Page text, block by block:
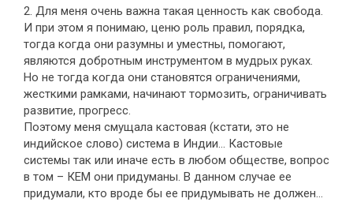
2. Для меня очень важна такая ценность как свобода.
И при этом я понимаю, ценю роль правил, порядка,
тогда когда они разумны и уместны, помогают,
являются добротным инструментом в мудрых руках.
Но не тогда когда они становятся ограничениями,
жесткими рамками, начинают тормозить, ограничивать
развитие, прогресс.
Поэтому меня смущала кастовая (кстати, это не
индийское слово) система в Индии… Кастовые
системы так или иначе есть в любом обществе, вопрос
в том – КЕМ они придуманы. В данном случае ее
придумали, кто вроде бы ее придумывать не должен…